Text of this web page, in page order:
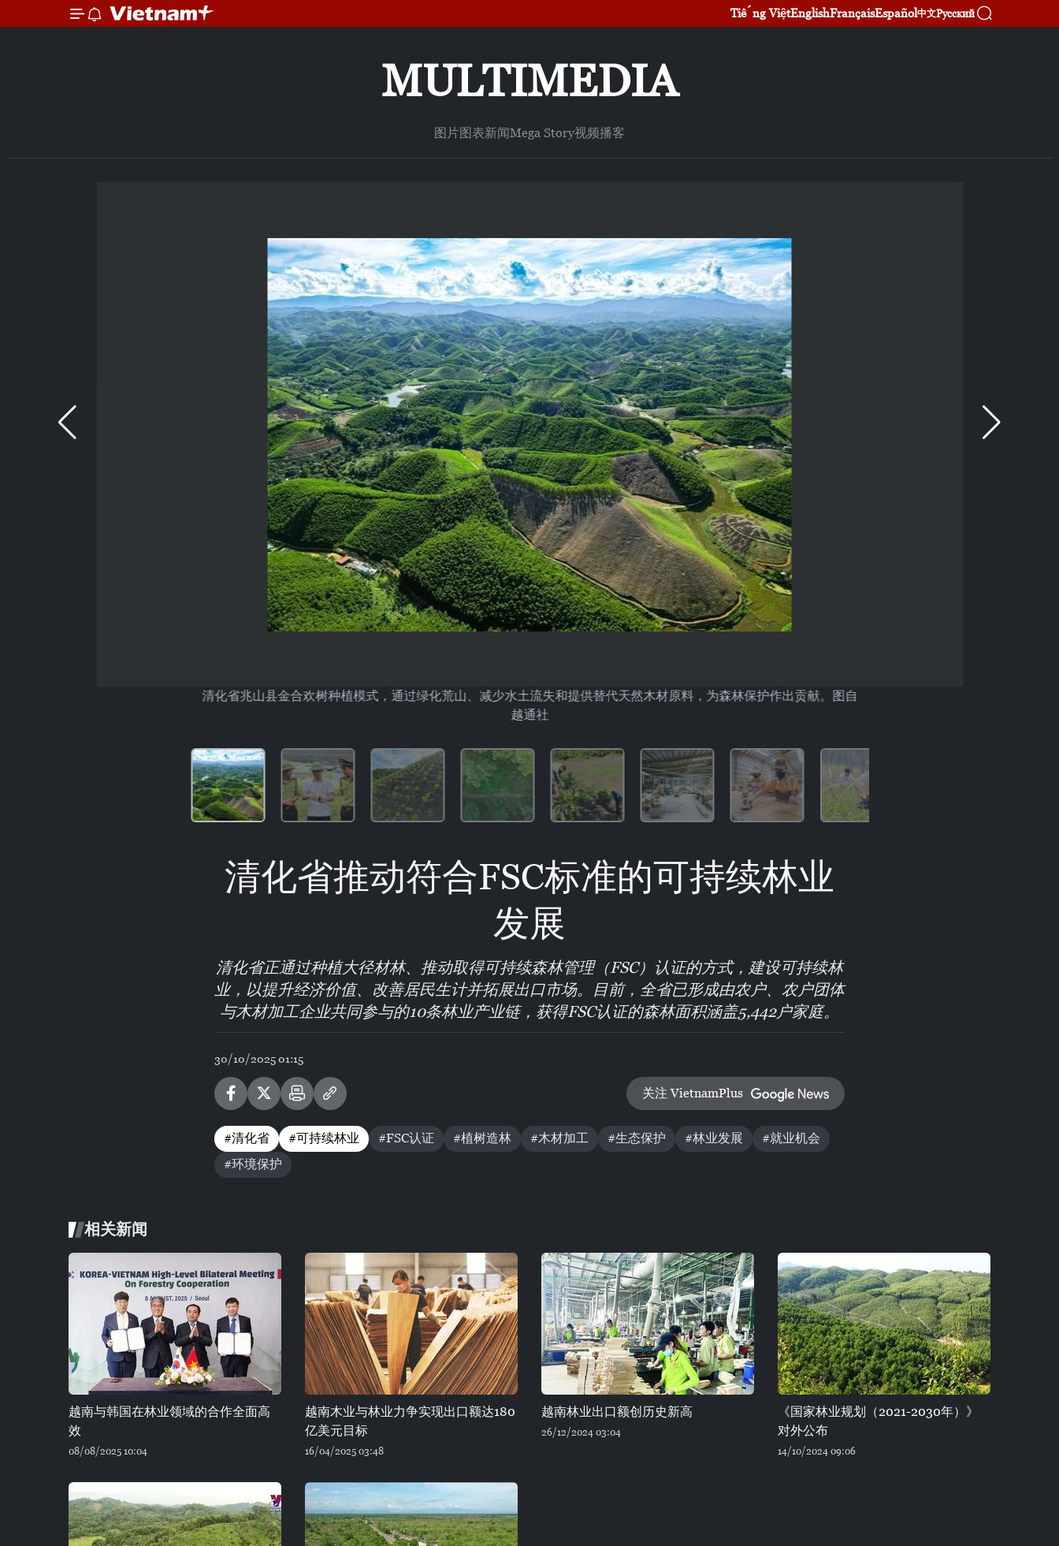
Tiếng ViệtEnglishFrançaisEspañol中文Русский
MULTIMEDIA
图片图表新闻Mega Story视频播客
清化省兆山县金合欢树种植模式，通过绿化荒山、减少水土流失和提供替代天然木材原料，为森林保护作出贡献。图自
越通社
清化省推动符合FSC标准的可持续林业
发展
清化省正通过种植大径材林、推动取得可持续森林管理（FSC）认证的方式，建设可持续林
业，以提升经济价值、改善居民生计并拓展出口市场。目前，全省已形成由农户、农户团体
与木材加工企业共同参与的10条林业产业链，获得FSC认证的森林面积涵盖5,442户家庭。
30/10/2025 01:15
关注 VietnamPlus
#清化省 #可持续林业 #FSC认证 #植树造林 #木材加工 #生态保护 #林业发展
#就业机会
#环境保护
相关新闻
越南与韩国在林业领域的合作全面高
效
08/08/2025 10:04
越南木业与林业力争实现出口额达180
亿美元目标
16/04/2025 03:48
越南林业出口额创历史新高
26/12/2024 03:04
《国家林业规划（2021-2030年）》
对外公布
14/10/2024 09:06